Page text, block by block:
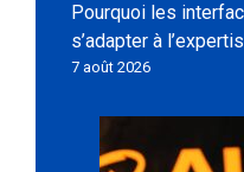
Pourquoi les
s’adapter à
7 août 2026